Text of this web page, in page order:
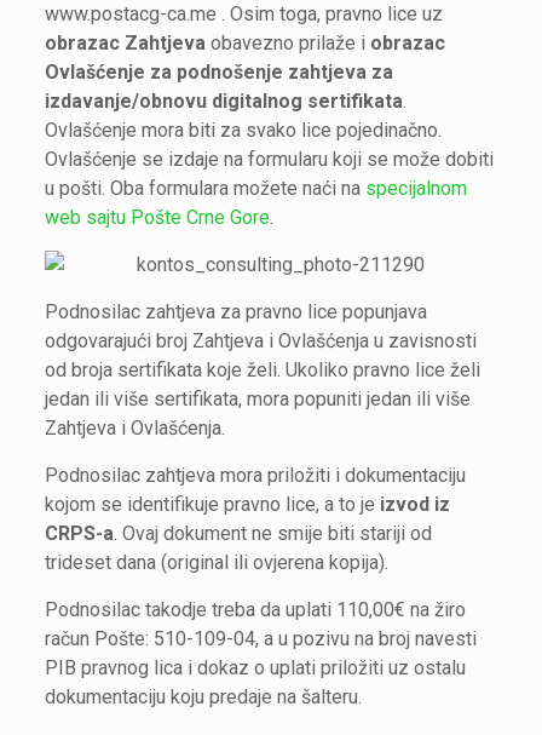
www.postacg-ca.me . Osim toga, pravno lice uz
obrazac Zahtjeva obavezno prilaže i obrazac
Ovlašćenje za podnošenje zahtjeva za
izdavanje/obnovu digitalnog sertifikata.
Ovlašćenje mora biti za svako lice pojedinačno.
Ovlašćenje se izdaje na formularu koji se može dobiti
u pošti. Oba formulara možete naći na specijalnom
web sajtu Pošte Crne Gore.
Podnosilac zahtjeva za pravno lice popunjava
odgovarajući broj Zahtjeva i Ovlašćenja u zavisnosti
od broja sertifikata koje želi. Ukoliko pravno lice želi
jedan ili više sertifikata, mora popuniti jedan ili više
Zahtjeva i Ovlašćenja.
Podnosilac zahtjeva mora priložiti i dokumentaciju
kojom se identifikuje pravno lice, a to je izvod iz
CRPS-a. Ovaj dokument ne smije biti stariji od
trideset dana (original ili ovjerena kopija).
Podnosilac takodje treba da uplati 110,00€ na žiro
račun Pošte: 510-109-04, a u pozivu na broj navesti
PIB pravnog lica i dokaz o uplati priložiti uz ostalu
dokumentaciju koju predaje na šalteru.